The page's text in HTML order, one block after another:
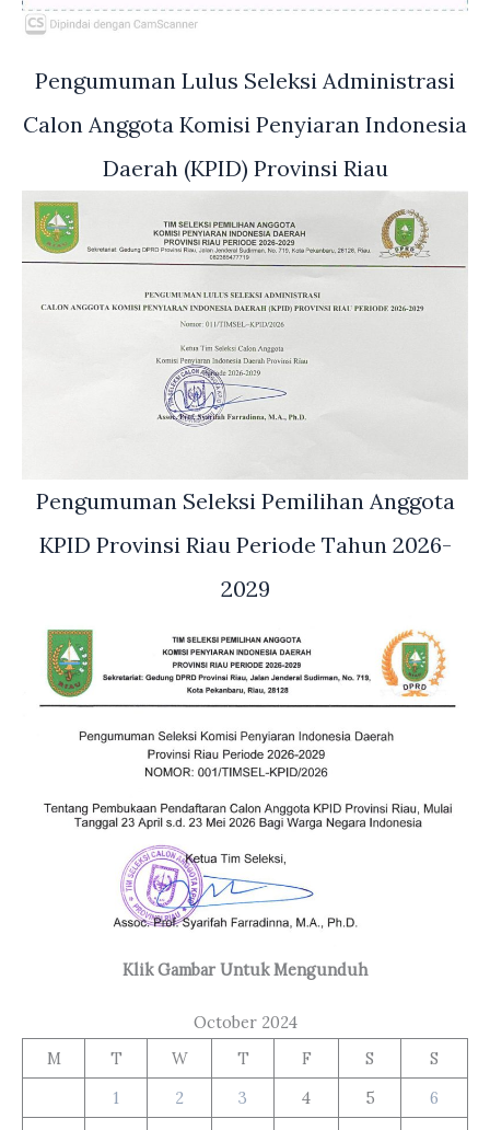
Pengumuman Lulus Seleksi Administrasi
Calon Anggota Komisi Penyiaran Indonesia
Daerah (KPID) Provinsi Riau
Pengumuman Seleksi Pemilihan Anggota
KPID Provinsi Riau Periode Tahun 2026-
2029
Klik Gambar Untuk Mengunduh
October 2024
M
T W T F S
S
1
2 3 4 5
6